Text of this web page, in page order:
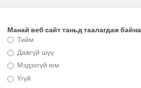
Манай веб сайт таньд таалагдаж
Тийм
Дажгүй шүү
Мэдэхгүй юм
Үгүй